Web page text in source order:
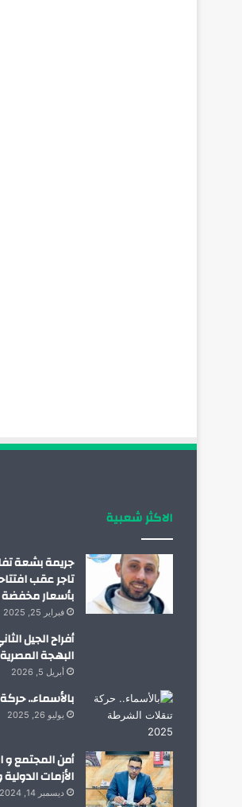
الاكثر شعبية
جريمة بشعة
تاجر عقب
بأسعار مخفضة
فبراير 25, 2025
أفراح الجيل
البهجة
أبريل 5, 2026
بالأسماء.. حركة
يوليو 26, 2025
أمن المجتمع و
الأزمات
ديسمبر 14, 2024